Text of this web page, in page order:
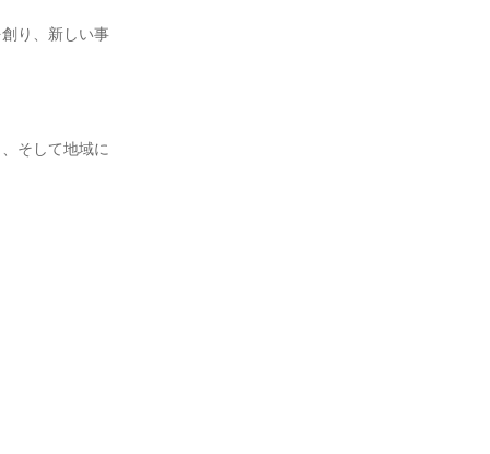
り、新しい事
そして地域に